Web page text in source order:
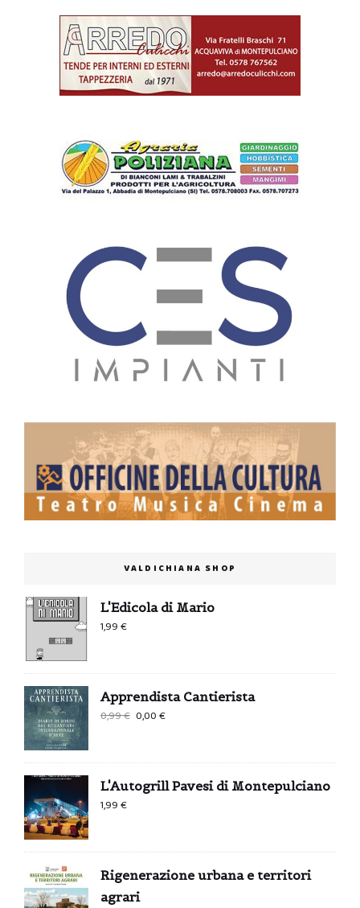
VALDICHIANA SHOP
L'Edicola di Mario
1,99€
Apprendista Cantierista
0,99€
era:
0,99 €.
0,00€
è:
0,00 €.
L'Autogrill Pavesi di Montepulciano
1,99€
Rigenerazione urbana e territori
agrari